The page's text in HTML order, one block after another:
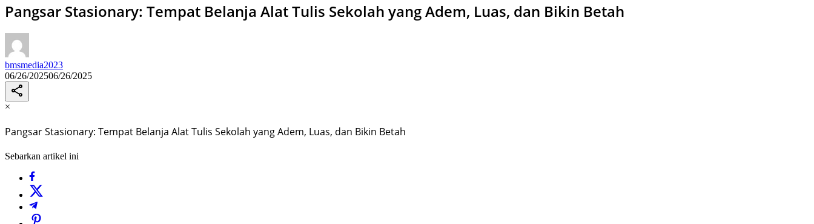
Pangsar Stasionary: Tempat Belanja Alat Tulis Sekolah yang Adem, Luas, dan Bikin Betah
bmsmedia2023
06/26/202506/26/2025
×
Pangsar Stasionary: Tempat Belanja Alat Tulis Sekolah yang Adem, Luas, dan Bikin Betah
Sebarkan artikel ini